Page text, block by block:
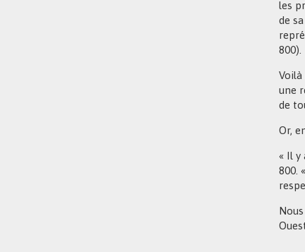
les
de
800).
une
de
Or,
« Il y
800.